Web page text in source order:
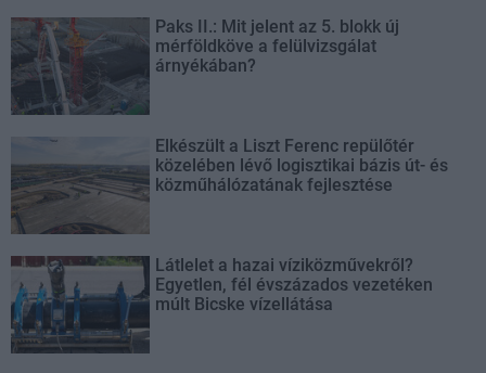
Paks II.: Mit jelent az 5. blokk új
mérföldköve a felülvizsgálat
árnyékában?
Elkészült a Liszt Ferenc repülőtér
közelében lévő logisztikai bázis út- és
közműhálózatának fejlesztése
Látlelet a hazai víziközművekről?
Egyetlen, fél évszázados vezetéken
múlt Bicske vízellátása